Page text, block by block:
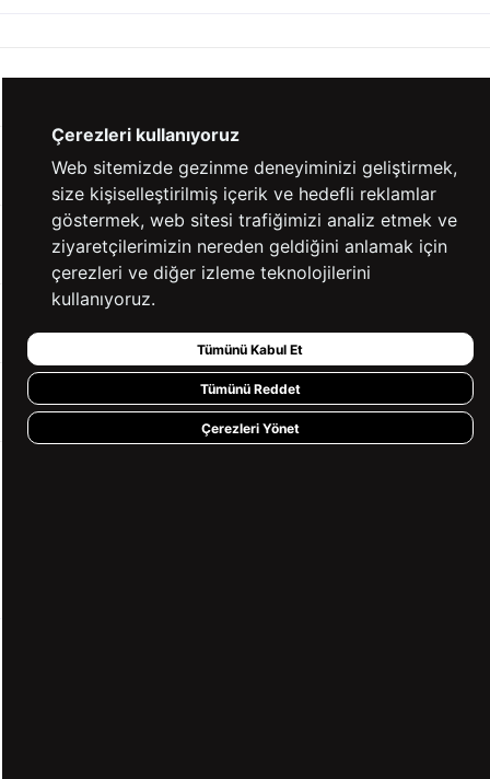
KATEGORİLER
YARDIM
HIZLI ERİŞİM
Çerezleri kullanıyoruz
Web sitemizde gezinme deneyiminizi geliştirmek,
size kişiselleştirilmiş içerik ve hedefli reklamlar
göstermek, web sitesi trafiğimizi analiz etmek ve
ziyaretçilerimizin nereden geldiğini anlamak için
çerezleri ve diğer izleme teknolojilerini
kullanıyoruz.
Tümünü Kabul Et
Tümünü Reddet
Çerezleri Yönet